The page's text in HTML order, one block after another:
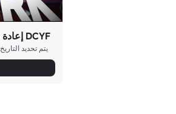
DCYF إعادة صياغة كاملة
يتم تحديد التاريخ